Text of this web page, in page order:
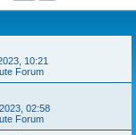
10:21
Forum
02:58
Forum